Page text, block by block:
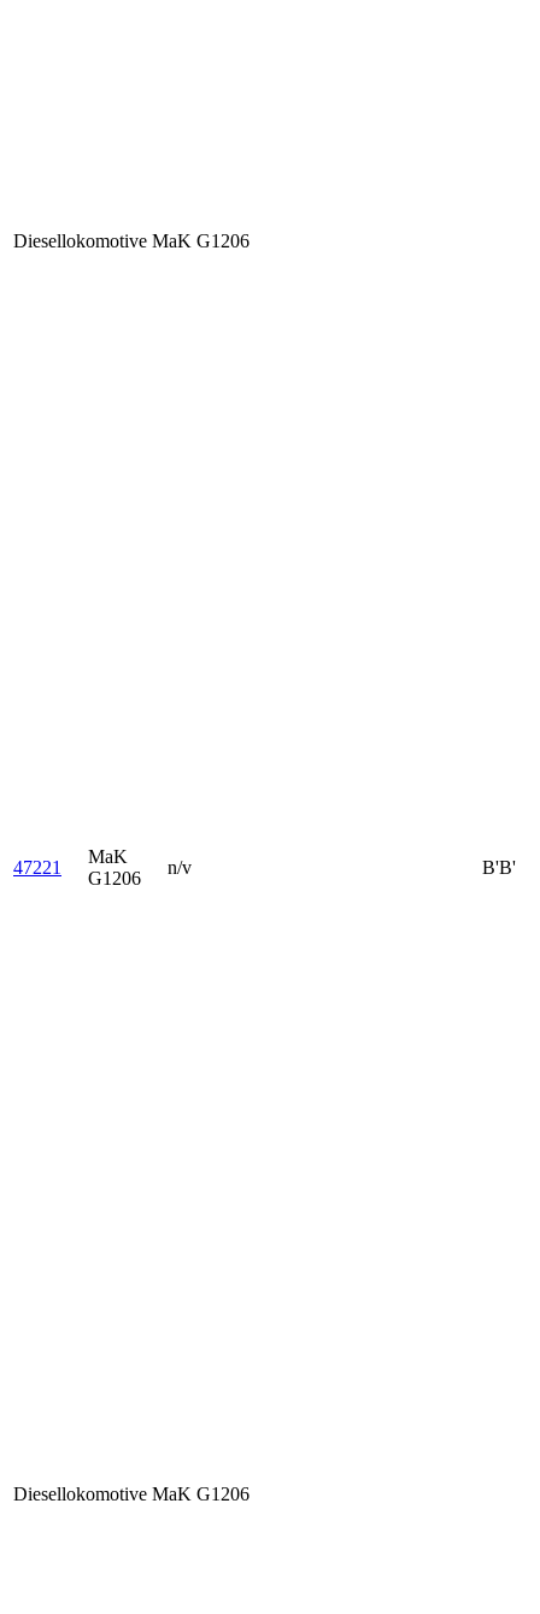
Diesellokomotive MaK G1206
47221
MaK
G1206
n/v B'B'
Diesellokomotive MaK G1206